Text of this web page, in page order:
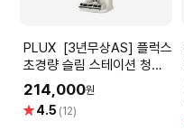
PLUX [3년무상AS] 플럭스
초경량 슬림 스테이션 청소
기 PLX-GVC250SLSTBG
214,000원
별 4.5 (12)